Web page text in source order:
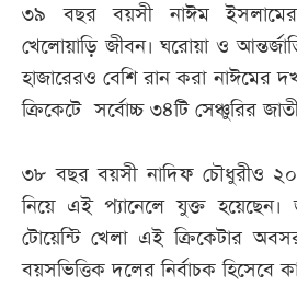
৩৯ বছর বয়সী নাঈম
খেলোয়াড়ি জীবন। ঘরোয়া ও
হাজারেরও বেশি রান করা নাঈমের
ক্রিকেটে সর্বোচ্চ ৩৪টি সেঞ্চুরির
৩৮ বছর বয়সী নাদিফ চৌধুরীও ২০
নিয়ে এই প্যানেলে যুক্ত
টোয়েন্টি খেলা এই ক্রিকেটার
বয়সভিত্তিক দলের নির্বাচক হিসেবে